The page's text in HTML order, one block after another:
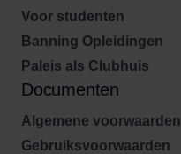
Voor studenten
Banning Opleidingen
Paleis als Clubhuis
Documenten
Algemene voorwaarden
Gebruiksvoorwaarden